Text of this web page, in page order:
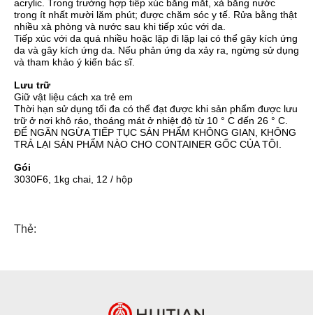
acrylic. Trong trường hợp tiếp xúc bằng mắt, xả bằng nước
trong ít nhất mười lăm phút; được chăm sóc y tế. Rửa bằng thật
nhiều xà phòng và nước sau khi tiếp xúc với da.
Tiếp xúc với da quá nhiều hoặc lặp đi lặp lại có thể gây kích ứng
da và gây kích ứng da.
Nếu phản ứng da xảy ra, ngừng sử dụng
và tham khảo ý kiến ​​bác sĩ.
Lưu trữ
Giữ vật liệu cách xa trẻ em
Thời hạn sử dụng tối đa có thể đạt được khi sản phẩm được lưu
trữ ở nơi khô ráo, thoáng mát ở nhiệt độ từ 10 ° C đến 26 ° C.
ĐỂ NGĂN NGỪA TIẾP TỤC SẢN PHẨM KHÔNG GIAN, KHÔNG
TRẢ LẠI SẢN PHẨM NÀO CHO CONTAINER GỐC CỦA TÔI.
Gói
3030F6, 1kg chai, 12 / hộp
Thẻ: